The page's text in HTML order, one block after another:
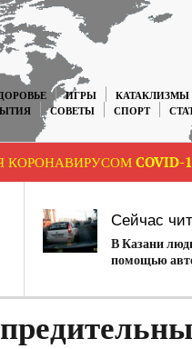
ИГРЫ
КАТАКЛИЗМЫ
СОВЕТЫ СПОРТ
КОРОНАВИРУСОМ COVID-
Сейчас
В Казани
помощью